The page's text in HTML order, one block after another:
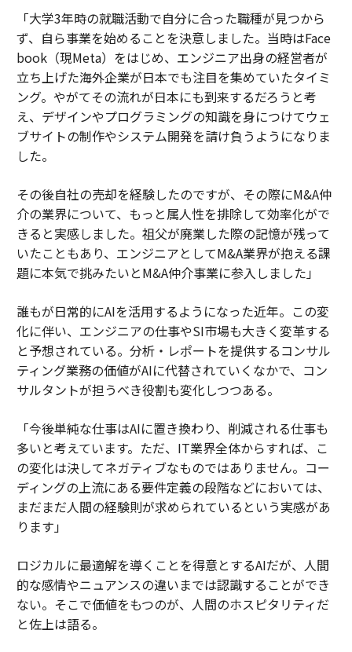
「大学3年時の就職活動で自分に合った職種が見つから
ず、自ら事業を始めることを決意しました。当時はFace
book（現Meta）をはじめ、エンジニア出身の経営者が
立ち上げた海外企業が日本でも注目を集めていたタイミ
ング。やがてその流れが日本にも到来するだろうと考
え、デザインやプログラミングの知識を身につけてウェ
ブサイトの制作やシステム開発を請け負うようになりま
した。
その後自社の売却を経験したのですが、その際にM&A仲
介の業界について、もっと属人性を排除して効率化がで
きると実感しました。祖父が廃業した際の記憶が残って
いたこともあり、エンジニアとしてM&A業界が抱える課
題に本気で挑みたいとM&A仲介事業に参入しました」
誰もが日常的にAIを活用するようになった近年。この変
化に伴い、エンジニアの仕事やSI市場も大きく変革する
と予想されている。分析・レポートを提供するコンサル
ティング業務の価値がAIに代替されていくなかで、コン
サルタントが担うべき役割も変化しつつある。
「今後単純な仕事はAIに置き換わり、削減される仕事も
多いと考えています。ただ、IT業界全体からすれば、こ
の変化は決してネガティブなものではありません。コー
ディングの上流にある要件定義の段階などにおいては、
まだまだ人間の経験則が求められているという実感があ
ります」
ロジカルに最適解を導くことを得意とするAIだが、人間
的な感情やニュアンスの違いまでは認識することができ
ない。そこで価値をもつのが、人間のホスピタリティだ
と佐上は語る。